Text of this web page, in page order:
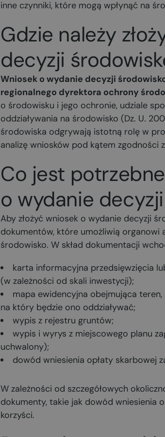
inne czynniki, które mogą wpłynąć na
Gdzie należy
decyzji
Wniosek o wydanie decyzji
regionalnego dyrektora ochrony
o środowisku i jego ochronie, udziale
oddziaływania na środowisko (Dz. U.
środowiska odgrywają istotną rolę w
analizę wniosków pod kątem
Co jest
o wydanie
Aby złożyć wniosek o wydanie decyzji
dokumentów, które umożliwią organowi
środowisko. W skład dokumentacji
karta informacyjna przedsięwzięcia
(w zależności od skali inwestycji);
mapa ewidencyjna obejmująca
na który będzie ono oddziaływać;
wypis z rejestru gruntów;
wypis i wyrys z miejscowego planu
uchwalony);
dowód wniesienia opłaty skarbowej
W zależności od szczegółowych
dokumenty, takie jak dowód wniesienia
korzyści.